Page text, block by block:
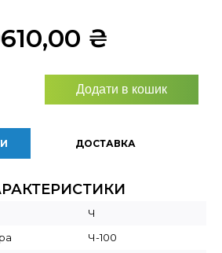
₴
Додати в кошик
ДОСТАВКА
Ч
Ч-100